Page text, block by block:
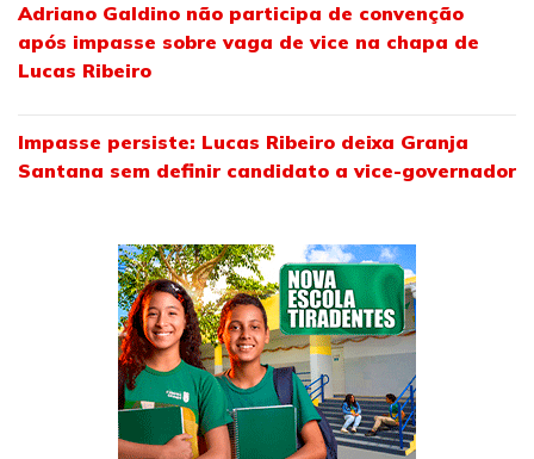
Adriano Galdino não participa de convenção
após impasse sobre vaga de vice na chapa de
Lucas Ribeiro
Impasse persiste: Lucas Ribeiro deixa Granja
Santana sem definir candidato a vice-governador